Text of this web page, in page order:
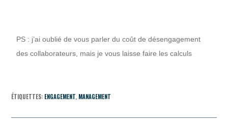
PS : j’ai oublié de vous parler du coût de désengagement
des collaborateurs, mais je vous laisse faire les calculs
ÉTIQUETTES: ENGAGEMENT, MANAGEMENT